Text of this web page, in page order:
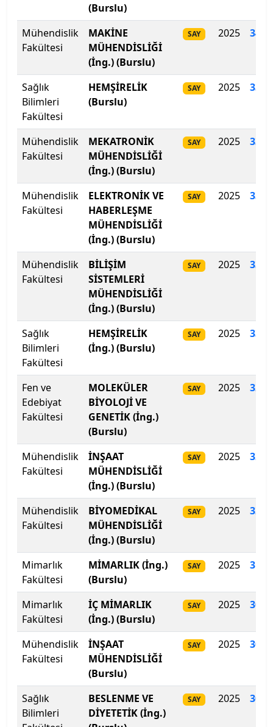
Ege Üniversitesi
Erciyes Üniversitesi
Erzincan Binali Yıldırım Üniversitesi
Erzurum Teknik Üniversitesi
Eskişehir Osmangazi Üniversitesi
Eskişehir Teknik Üniversitesi
Fatih Sultan Mehmet Vakıf Üniversitesi
Fenerbahçe Üniversitesi
Fırat Üniversitesi
Galatasaray Üniversitesi
Gazi Üniversitesi
Gaziantep İslam Bilim ve Teknoloji Üniversitesi
Gaziantep Üniversitesi
Gebze Teknik Üniversitesi
Giresun Üniversitesi
Girne Amerikan Üniversitesi
Girne Üniversitesi
Gümüşhane Üniversitesi
Hacettepe Üniversitesi
Hakkari Üniversitesi
Haliç Üniversitesi
Harran Üniversitesi
Hasan Kalyoncu Üniversitesi
Hatay Mustafa Kemal Üniversitesi
Hitit Üniversitesi
(Burslu)
Mühendislik
Fakültesi
MAKİNE
MÜHENDİSLİĞİ
(İng.) (Burslu)
SAY 2025
Sağlık
Bilimleri
Fakültesi
HEMŞİRELİK
(Burslu)
SAY 2025
Mühendislik
Fakültesi
MEKATRONİK
MÜHENDİSLİĞİ
(İng.) (Burslu)
SAY 2025 336
Mühendislik
Fakültesi
ELEKTRONİK VE
HABERLEŞME
MÜHENDİSLİĞİ
(İng.) (Burslu)
SAY 2025 333
Mühendislik
Fakültesi
BİLİŞİM
SİSTEMLERİ
MÜHENDİSLİĞİ
(İng.) (Burslu)
SAY 2025
Sağlık
Bilimleri
Fakültesi
HEMŞİRELİK
(İng.) (Burslu)
SAY 2025
Fen ve
Edebiyat
Fakültesi
MOLEKÜLER
BİYOLOJİ VE
GENETİK (İng.)
(Burslu)
SAY 2025 327
Mühendislik
Fakültesi
İNŞAAT
MÜHENDİSLİĞİ
(İng.) (Burslu)
SAY 2025
Mühendislik
Fakültesi
BİYOMEDİKAL
MÜHENDİSLİĞİ
(İng.) (Burslu)
SAY 2025
Mimarlık
Fakültesi
MİMARLIK (İng.)
(Burslu)
SAY 2025 319
Mimarlık
Fakültesi
İÇ MİMARLIK
(İng.) (Burslu)
SAY 2025
Mühendislik
Fakültesi
İNŞAAT
MÜHENDİSLİĞİ
(Burslu)
SAY 2025 304
Sağlık
Bilimleri
BESLENME VE
DİYETETİK (İng.)
SAY 2025 303